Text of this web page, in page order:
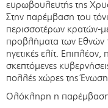
ευρωβουλευτής της
Στην παρέμβαση του
περισσοτέρων κρατών-
προβλήματα των Εθνών
ηγετικές ελίτ.
σκεπτόμενες
πολλές χώρες της
Ολόκληρη η